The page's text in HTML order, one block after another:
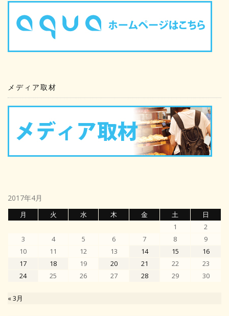
メディア取材
2017年4月
月 火 水 木 金 土
日
1
2
3
4 5 6 7 8
9
10
11 12 13 14 15
16
17
18 19 20 21 22
23
24
25 26 27 28 29 30
« 3月